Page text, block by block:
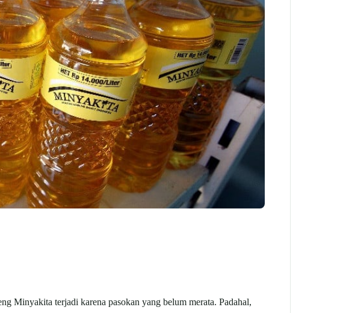
Minyakita terjadi karena pasokan yang belum merata. Padahal,